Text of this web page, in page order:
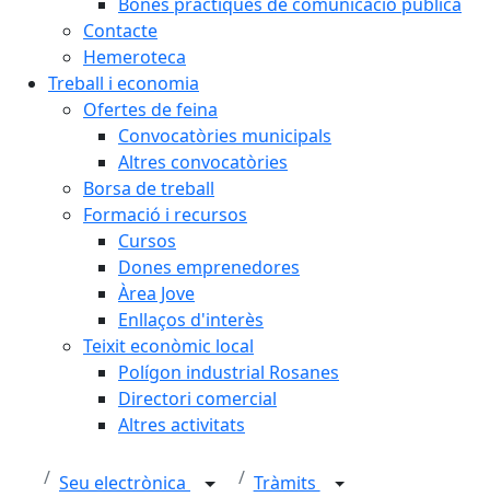
Contacte
Hemeroteca
Treball i economia
Ofertes de feina
Convocatòries municipals
Altres convocatòries
Borsa de treball
Formació i recursos
Cursos
Dones emprenedores
Àrea Jove
Enllaços d'interès
Teixit econòmic local
Polígon industrial Rosanes
Directori comercial
Altres activitats
Seu electrònica
Tràmits